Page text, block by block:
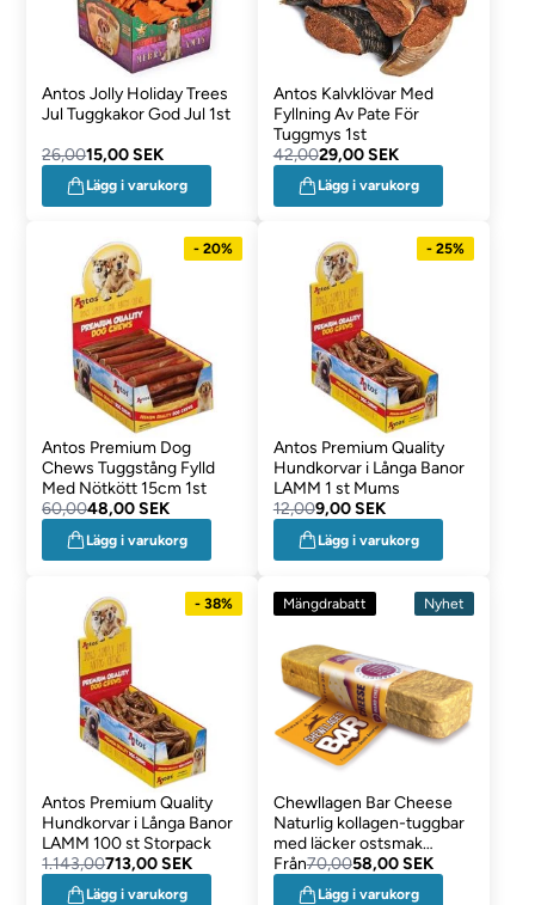
Antos Jolly Holiday Trees
Jul Tuggkakor God Jul 1st
26,0015,00 SEK
Lägg i varukorg
Antos Kalvklövar Med
Fyllning Av Pate För
Tuggmys 1st
42,0029,00 SEK
Lägg i varukorg
- 20%
Antos Premium Dog
Chews Tuggstång Fylld
Med Nötkött 15cm 1st
60,0048,00 SEK
Lägg i varukorg
- 25%
Antos Premium Quality
Hundkorvar i Långa Banor
LAMM 1 st Mums
12,009,00 SEK
Lägg i varukorg
- 38%
Antos Premium Quality
Hundkorvar i Långa Banor
LAMM 100 st Storpack
1.143,00713,00 SEK
Lägg i varukorg
Mängdrabatt Nyhet
Chewllagen Bar Cheese
Naturlig kollagen-tuggbar
med läcker ostsmak
2PACK MEDIUM
Från70,0058,00 SEK
Lägg i varukorg